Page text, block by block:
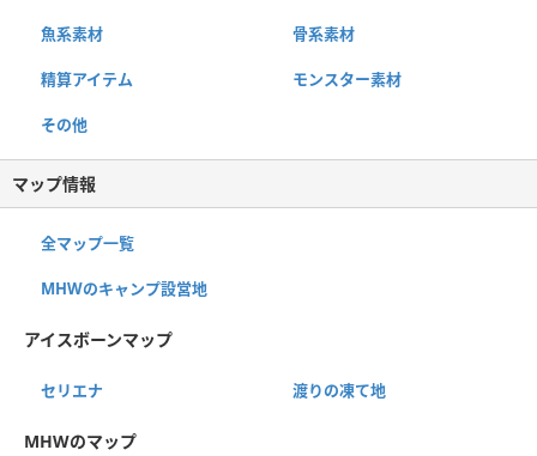
魚系素材 骨系素材
精算アイテム モンスター素材
その他
マップ情報
全マップ一覧
MHWのキャンプ設営地
アイスボーンマップ
セリエナ 渡りの凍て地
MHWのマップ